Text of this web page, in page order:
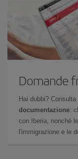
Domande
Hai dubbi?
documentazione:
con Iberia, nonché
l'immigrazione e le